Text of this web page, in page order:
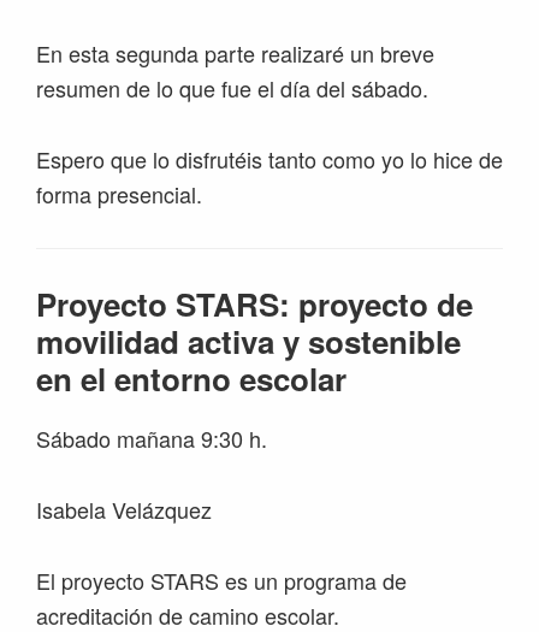
En esta segunda parte realizaré un breve
resumen de lo que fue el día del sábado.
Espero que lo disfrutéis tanto como yo lo hice de
forma presencial.
Proyecto STARS: proyecto de
movilidad activa y sostenible
en el entorno escolar
Sábado mañana 9:30 h.
Isabela Velázquez
El proyecto STARS es un programa de
acreditación de camino escolar.